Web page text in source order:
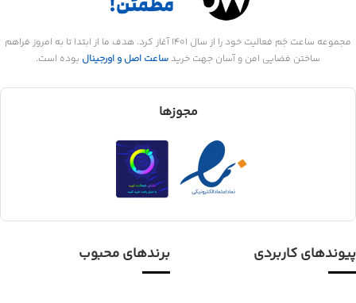
مجموعه ساعت جَم فعالیت خود را از سال 1401 آغاز کرد. هدف ما از ابتدا تا به امروز فراهم
ساختن فضایی امن و آسان جهت خرید ساعت اصل و اورجینال بوده است.
مجوزها
پیوندهای کاربردی برندهای محبوب